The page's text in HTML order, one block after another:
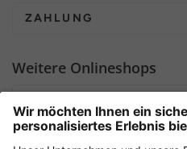
ZAHLUNG
Weitere Onlineshops